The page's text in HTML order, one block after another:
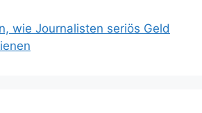
wie Journalisten seriös Geld